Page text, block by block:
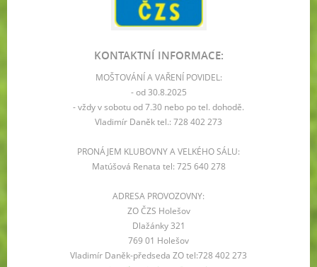
KONTAKTNÍ INFORMACE:
MOŠTOVÁNÍ A VAŘENÍ POVIDEL:
- od 30.8.2025
- vždy v sobotu od 7.30 nebo po tel. dohodě.
Vladimír Daněk tel.: 728 402 273
PRONÁJEM KLUBOVNY A VELKÉHO SÁLU:
Matúšová Renata tel: 725 640 278
ADRESA PROVOZOVNY:
ZO ČZS Holešov
Dlažánky 321
769 01 Holešov
Vladimír Daněk-předseda ZO tel:728 402 273